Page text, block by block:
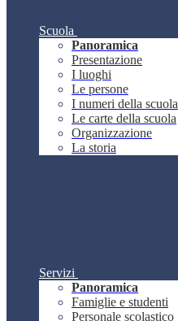
Scuola
Panoramica
Presentazione
I luoghi
Le persone
I numeri della scuola
Le carte della scuola
Organizzazione
La storia
Servizi
Panoramica
Famiglie e studenti
Personale scolastico